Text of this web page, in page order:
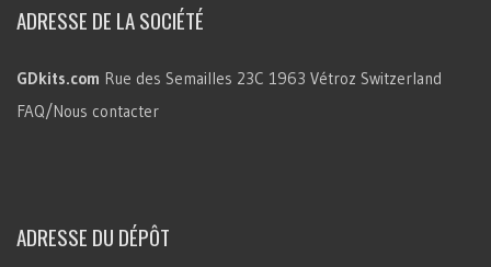
ADRESSE DE LA SOCIÉTÉ
GDkits.com Rue des Semailles 23C 1963 Vétroz Switzerland
FAQ/Nous contacter
ADRESSE DU DÉPÔT